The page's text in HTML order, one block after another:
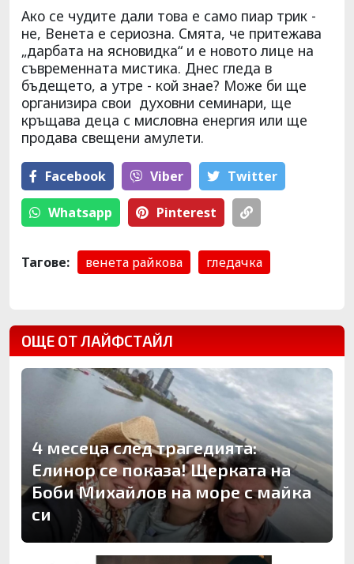
Ако се чудите дали това е само пиар трик -
не, Венета е сериозна. Смята, че притежава
„дарбата на ясновидка“ и е новото лице на
съвременната мистика. Днес гледа в
бъдещето, а утре - кой знае? Може би ще
организира свои духовни семинари, ще
кръщава деца с мисловна енергия или ще
продава свещени амулети.
Facebook Viber Тwitter
Whatsapp Pinterest
Тагове: венета райкова гледачка
ОЩЕ ОТ ЛАЙФСТАЙЛ
4 месеца след трагедията:
Елинор се показа! Щерката на
Боби Михайлов на море с майка
си